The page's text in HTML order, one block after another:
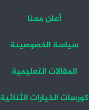
أعلن معنا
سياسة الخصوصيىة
المقالات التعليمية
كورسات الخيارات الثنائية